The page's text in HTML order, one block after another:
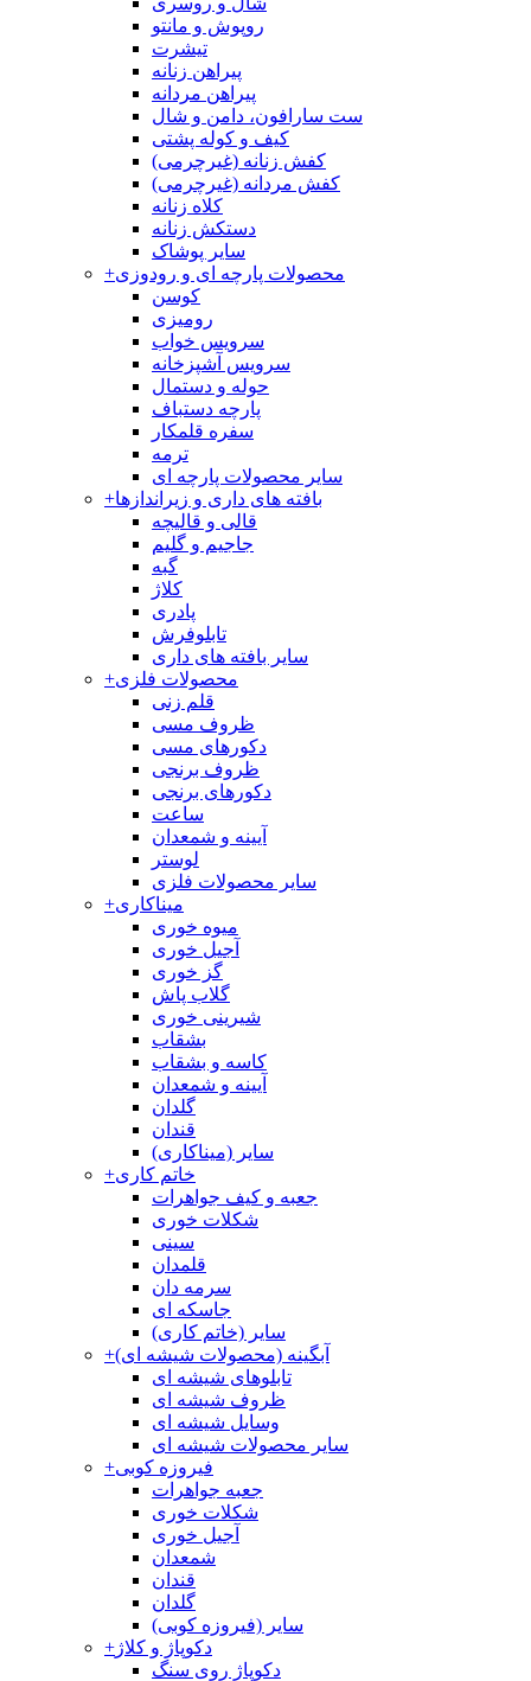
روپوش و مانتو
تیشرت
پیراهن زنانه
پیراهن مردانه
ست سارافون، دامن و شال
کیف و کوله پشتی
کفش زنانه (غیرچرمی)
کفش مردانه (غیرچرمی)
کلاه زنانه
دستکش زنانه
سایر پوشاک
+محصولات پارچه ای و رودوزی
کوسن
رومیزی
سرویس خواب
سرویس آشپزخانه
حوله و دستمال
پارچه دستباف
سفره قلمکار
ترمه
سایر محصولات پارچه ای
+بافته های داری و زیراندازها
قالی و قالیچه
جاجیم و گلیم
گبه
کلاژ
پادری
تابلوفرش
سایر بافته های داری
+محصولات فلزی
قلم زنی
ظروف مسی
دکورهای مسی
ظروف برنجی
دکورهای برنجی
ساعت
آیینه و شمعدان
لوستر
سایر محصولات فلزی
+میناکاری
میوه خوری
آجیل خوری
گز خوری
گلاب پاش
شیرینی خوری
بشقاب
کاسه و بشقاب
آیینه و شمعدان
گلدان
قندان
سایر (میناکاری)
+خاتم کاری
جعبه و کیف جواهرات
شکلات خوری
سینی
قلمدان
سرمه دان
جاسکه ای
سایر (خاتم کاری)
+آبگینه (محصولات شیشه ای)
تابلوهای شیشه ای
ظروف شیشه ای
وسایل شیشه ای
سایر محصولات شیشه ای
+فیروزه کوبی
جعبه جواهرات
شکلات خوری
آجیل خوری
شمعدان
قندان
گلدان
سایر (فیروزه کوبی)
+دکوپاژ و کلاژ
دکوپاژ روی سنگ